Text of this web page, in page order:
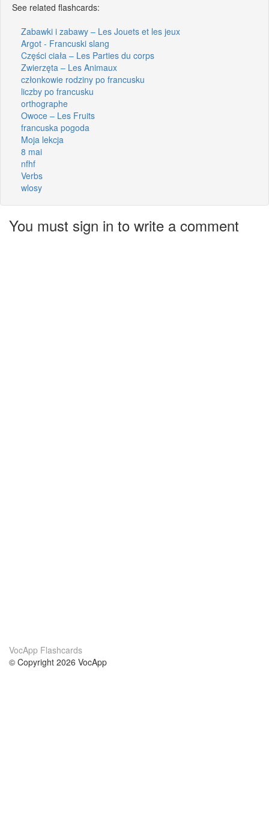
See related flashcards:
Zabawki i zabawy – Les Jouets et les jeux
Argot - Francuski slang
Części ciała – Les Parties du corps
Zwierzęta – Les Animaux
członkowie rodziny po francusku
liczby po francusku
orthographe
Owoce – Les Fruits
francuska pogoda
Moja lekcja
8 mai
nfhf
Verbs
wlosy
You must sign in to write a comment
VocApp Flashcards
© Copyright 2026 VocApp